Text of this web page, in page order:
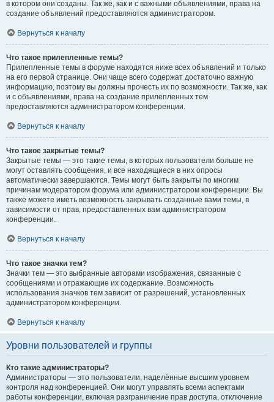
в котором они созданы. Так же, как и с важными объявлениями, права на
создание объявлений предоставляются администратором.
Вернуться к началу
Что такое прилепленные темы?
Прилепленные темы в форуме находятся ниже всех объявлений и только
на его первой странице. Они чаще всего содержат достаточно важную
информацию, поэтому вы должны прочесть их по возможности. Так же, как
и с объявлениями, права на создание прилепленных тем
предоставляются администратором конференции.
Вернуться к началу
Что такое закрытые темы?
Закрытые темы — это такие темы, в которых пользователи больше не
могут оставлять сообщения, и все находящиеся в них опросы
автоматически завершаются. Темы могут быть закрыты по многим
причинам модератором форума или администратором конференции. Вы
также можете иметь возможность закрывать созданные вами темы, в
зависимости от прав, предоставленных вам администратором
конференции.
Вернуться к началу
Что такое значки тем?
Значки тем — это выбранные авторами изображения, связанные с
сообщениями и отражающие их содержание. Возможность
использования значков тем зависит от разрешений, установленных
администратором конференции.
Вернуться к началу
Уровни пользователей и группы
Кто такие администраторы?
Администраторы — это пользователи, наделённые высшим уровнем
контроля над конференцией. Они могут управлять всеми аспектами
работы конференции, включая разграничение прав доступа, отключение